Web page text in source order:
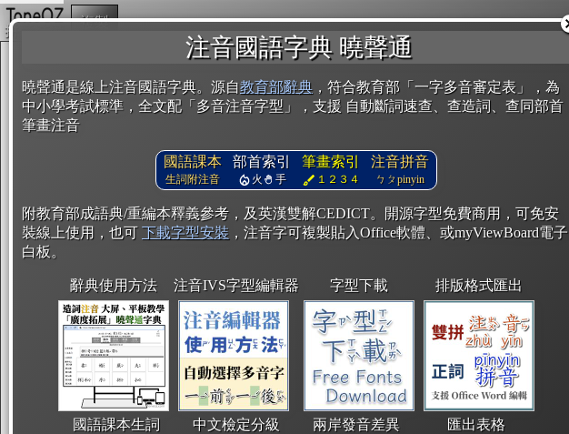
注音國語字典 曉聲通
曉聲通是線上注音國語字典。源自教育部辭典 ，符合教育部「一字多音審定表」，為
中小學考試標準，全文配「多音注音字型」，支援 自動斷詞速查、查造詞、查同部首
筆畫注音
國語課本
生詞附注音
部首索引
火 手
筆畫索引
１２３４
注音拼音
ㄅㄆpinyin
附教育部成語典/重編本釋義參考，及英漢雙解CEDICT。開源字型免費商用，可免安
裝線上使用，也可 下載字型安裝 ，注音字可複製貼入Office軟體、或myViewBoard電子
白板。
辭典使用方法 注音IVS字型編輯器 字型下載 排版格式匯出
國語課本生詞 中文檢定分級 兩岸發音差異 匯出表格
複製